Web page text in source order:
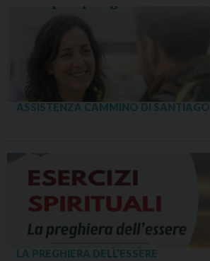
ASSISTENZA CAMMINO DI SANTIAGO
LA PREGHIERA DELL’ESSERE